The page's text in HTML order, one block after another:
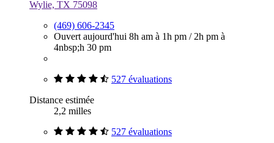
Wylie, TX 75098
(469) 606-2345
Ouvert aujourd'hui 8h am à 1h pm / 2h pm à
4nbsp;h 30 pm
527 évaluations
Distance estimée
2,2 milles
527 évaluations